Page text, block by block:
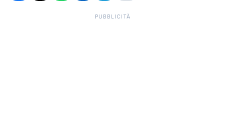
PUBBLICITÀ